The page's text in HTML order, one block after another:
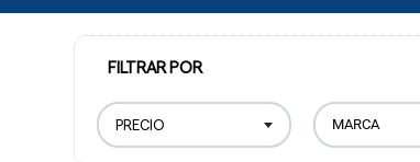
FILTRAR POR
PRECIO